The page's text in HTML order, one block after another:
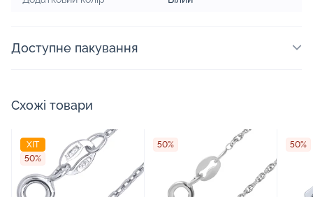
Доступне пакування
Схожі товари
ХІТ
50%
50% 50%